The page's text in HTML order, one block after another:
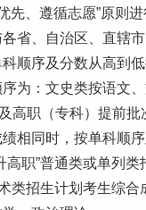
先、遵循志愿”原则
省、自治区、直辖
顺序及分数从高到
为：文史类按语文
高职（专科）提前
相同时，按单科顺
职”普通类或单列
类招生计划考生综